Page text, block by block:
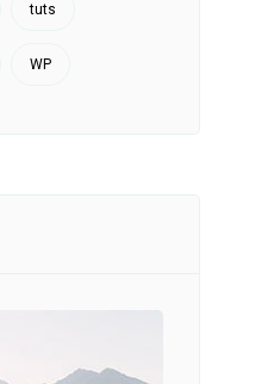
tuts
WP